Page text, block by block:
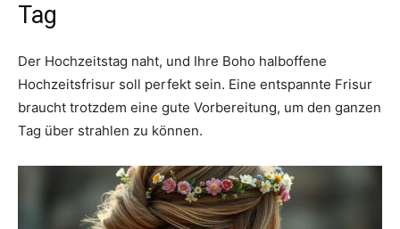
Tag
Der Hochzeitstag naht, und Ihre Boho halboffene
Hochzeitsfrisur soll perfekt sein. Eine entspannte Frisur
braucht trotzdem eine gute Vorbereitung, um den ganzen
Tag über strahlen zu können.